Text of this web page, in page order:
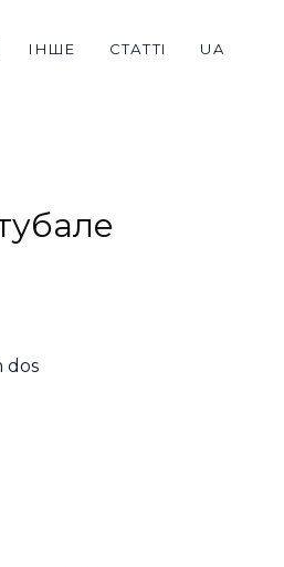
ІНШЕ СТАТТІ UA
dos